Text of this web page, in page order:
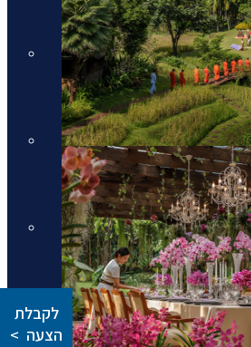
מלונות יוקרה בקוסטה נברינו
מלונות יוקרה במיקונוס
מלונות יוקרה במיקונוס
מלונות יוקרה בסנטוריני
מלונות יוקרה בסנטוריני
מלונות יוקרה בחלקידיקי
מלונות יוקרה בחלקידיקי
מלונות יוקרה ברודוס
לקבלת
הצעה >